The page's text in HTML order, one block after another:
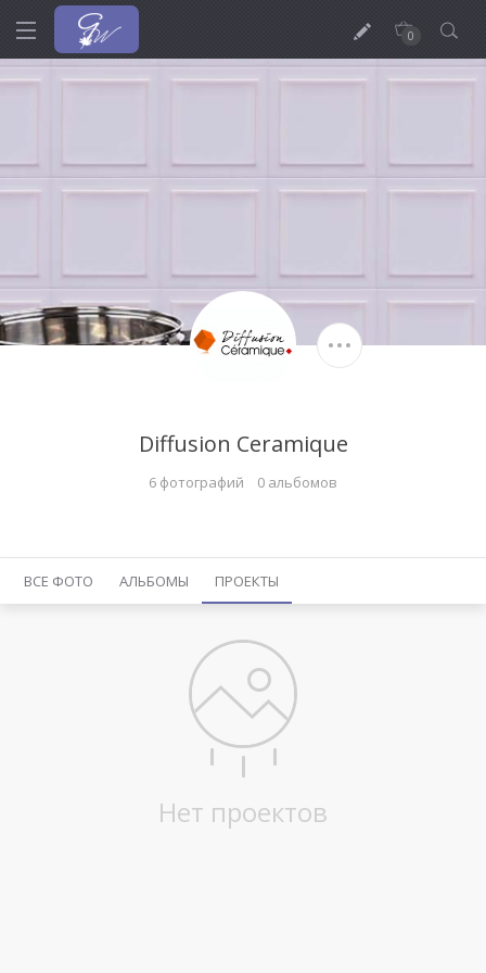
0
Diffusion Ceramique
6 фотографий 0 альбомов
ВСЕ ФОТО АЛЬБОМЫ ПРОЕКТЫ
Нет проектов